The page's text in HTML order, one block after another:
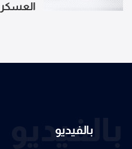
بالفيديو
بالفيديو